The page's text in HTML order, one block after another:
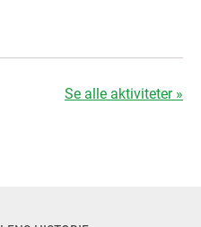
Se alle aktiviteter »